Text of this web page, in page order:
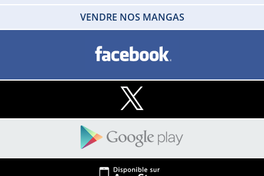
VENDRE NOS MANGAS